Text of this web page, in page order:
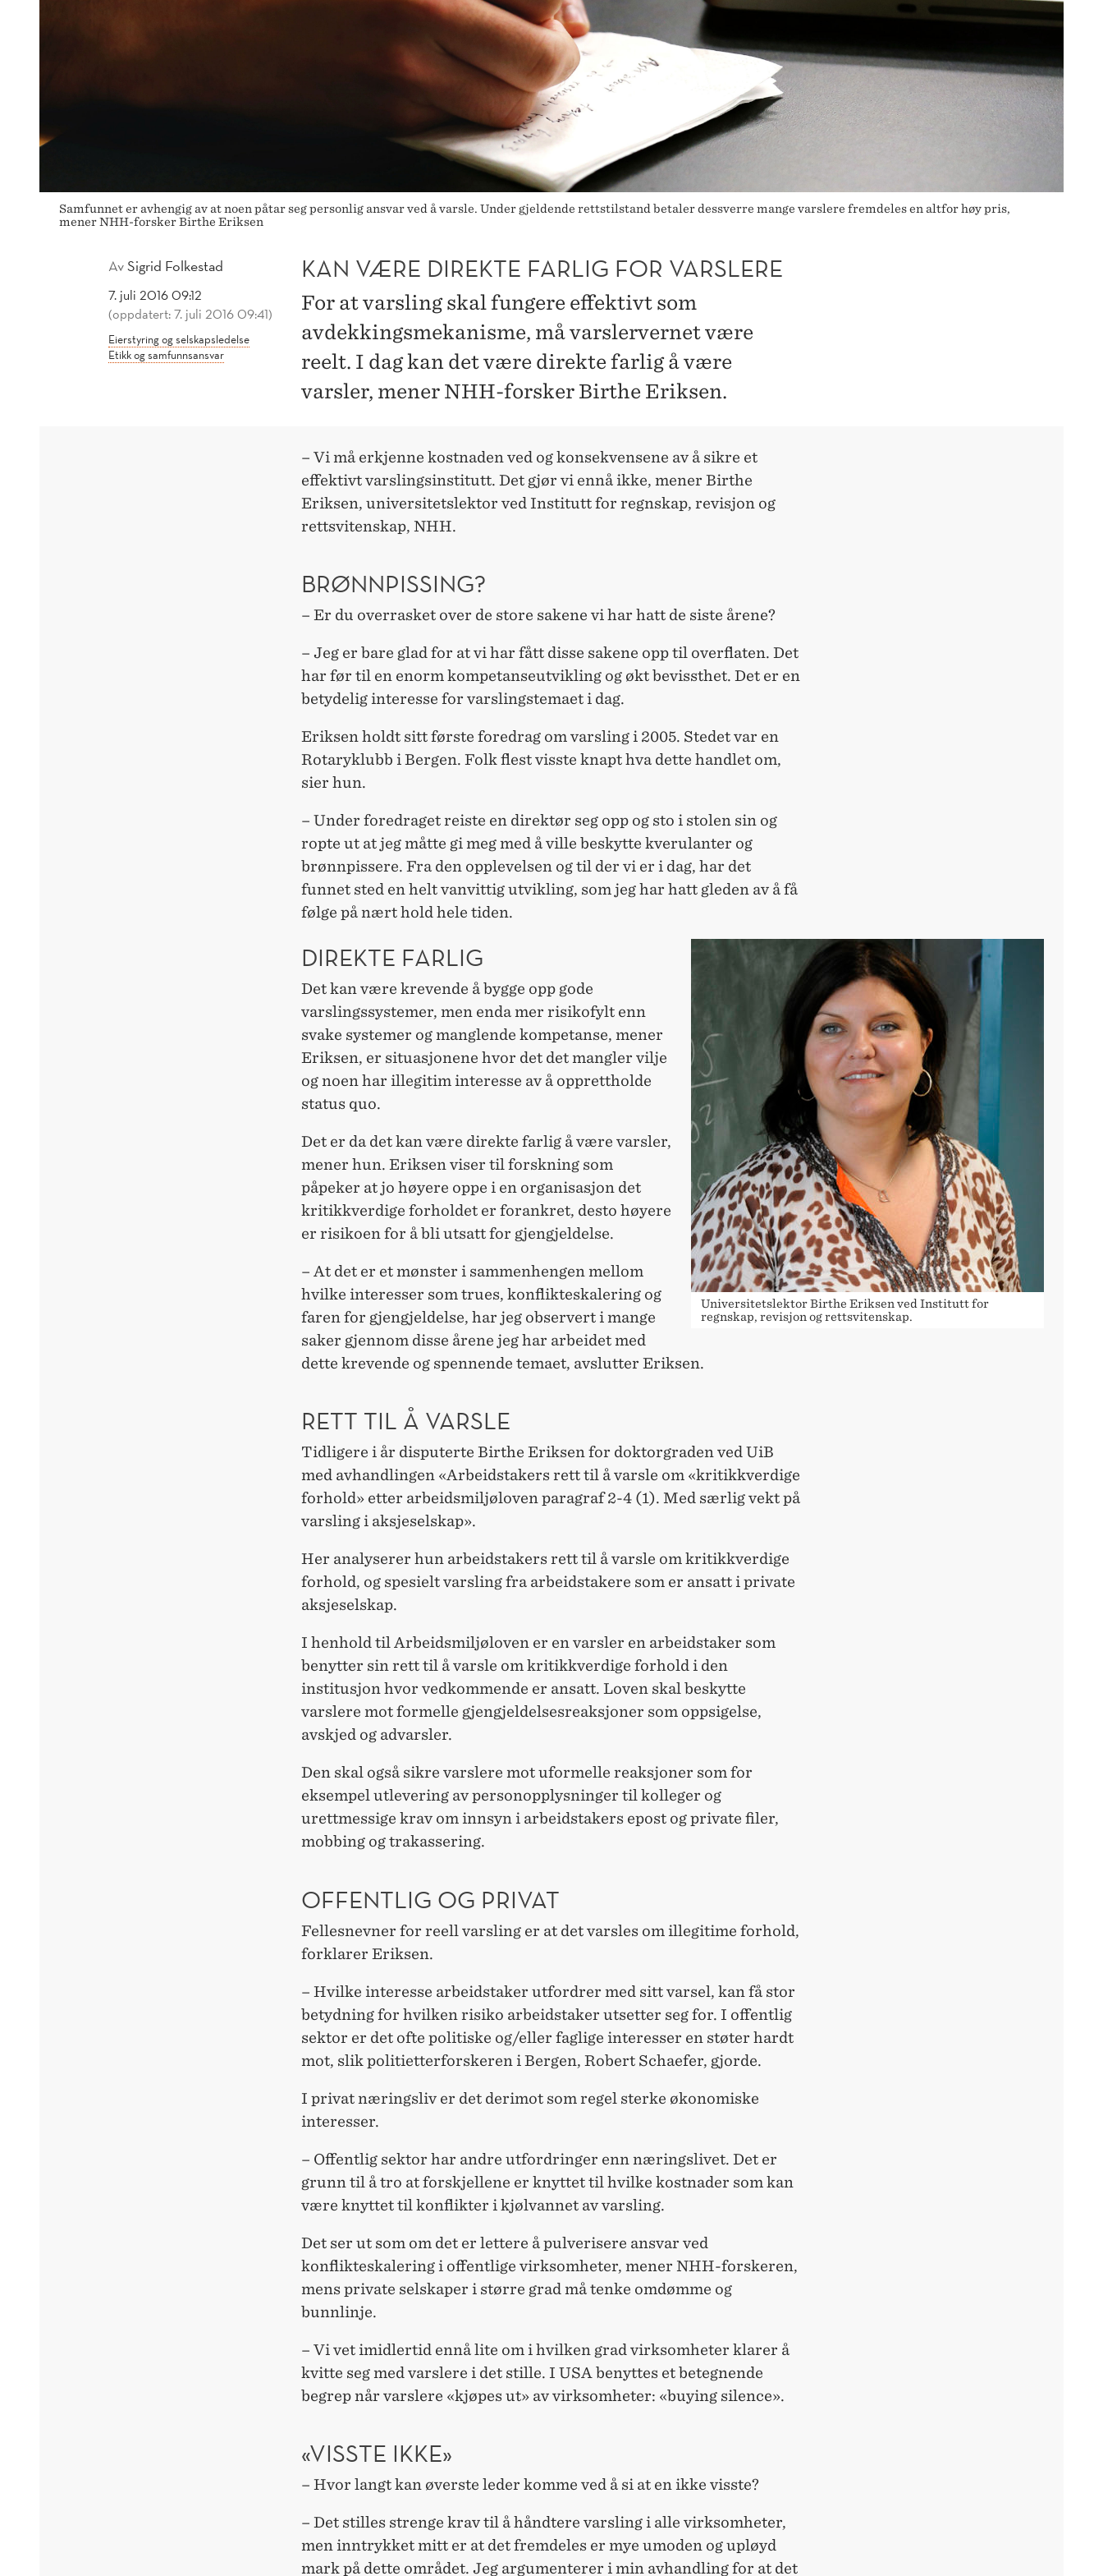
Samfunnet er avhengig av at noen påtar seg personlig ansvar ved å varsle. Under gjeldende rettstilstand betaler dessverre mange varslere fremdeles en altfor høy pris,
mener NHH-forsker Birthe Eriksen
AvSigrid Folkestad
7. juli 2016 09:12
(oppdatert: 7. juli 2016 09:41)
Eierstyring og selskapsledelse
Etikk og samfunnsansvar
KAN VÆRE DIREKTE FARLIG FOR VARSLERE
For at varsling skal fungere effektivt som
avdekkingsmekanisme, må varslervernet være
reelt. I dag kan det være direkte farlig å være
varsler, mener NHH-forsker Birthe Eriksen.
– Vi må erkjenne kostnaden ved og konsekvensene av å sikre et
effektivt varslingsinstitutt. Det gjør vi ennå ikke, mener Birthe
Eriksen, universitetslektor ved Institutt for regnskap, revisjon og
rettsvitenskap, NHH.
BRØNNPISSING?
– Er du overrasket over de store sakene vi har hatt de siste årene?
– Jeg er bare glad for at vi har fått disse sakene opp til overflaten. Det
har før til en enorm kompetanseutvikling og økt bevissthet. Det er en
betydelig interesse for varslingstemaet i dag.
Eriksen holdt sitt første foredrag om varsling i 2005. Stedet var en
Rotaryklubb i Bergen. Folk flest visste knapt hva dette handlet om,
sier hun.
– Under foredraget reiste en direktør seg opp og sto i stolen sin og
ropte ut at jeg måtte gi meg med å ville beskytte kverulanter og
brønnpissere. Fra den opplevelsen og til der vi er i dag, har det
funnet sted en helt vanvittig utvikling, som jeg har hatt gleden av å få
følge på nært hold hele tiden.
Universitetslektor Birthe Eriksen ved Institutt for
regnskap, revisjon og rettsvitenskap.
DIREKTE FARLIG
Det kan være krevende å bygge opp gode
varslingssystemer, men enda mer risikofylt enn
svake systemer og manglende kompetanse, mener
Eriksen, er situasjonene hvor det det mangler vilje
og noen har illegitim interesse av å opprettholde
status quo.
Det er da det kan være direkte farlig å være varsler,
mener hun. Eriksen viser til forskning som
påpeker at jo høyere oppe i en organisasjon det
kritikkverdige forholdet er forankret, desto høyere
er risikoen for å bli utsatt for gjengjeldelse.
– At det er et mønster i sammenhengen mellom
hvilke interesser som trues, konflikteskalering og
faren for gjengjeldelse, har jeg observert i mange
saker gjennom disse årene jeg har arbeidet med
dette krevende og spennende temaet, avslutter Eriksen.
RETT TIL Å VARSLE
Tidligere i år disputerte Birthe Eriksen for doktorgraden ved UiB
med avhandlingen «Arbeidstakers rett til å varsle om «kritikkverdige
forhold» etter arbeidsmiljøloven paragraf 2-4 (1). Med særlig vekt på
varsling i aksjeselskap».
Her analyserer hun arbeidstakers rett til å varsle om kritikkverdige
forhold, og spesielt varsling fra arbeidstakere som er ansatt i private
aksjeselskap.
I henhold til Arbeidsmiljøloven er en varsler en arbeidstaker som
benytter sin rett til å varsle om kritikkverdige forhold i den
institusjon hvor vedkommende er ansatt. Loven skal beskytte
varslere mot formelle gjengjeldelsesreaksjoner som oppsigelse,
avskjed og advarsler.
Den skal også sikre varslere mot uformelle reaksjoner som for
eksempel utlevering av personopplysninger til kolleger og
urettmessige krav om innsyn i arbeidstakers epost og private filer,
mobbing og trakassering.
OFFENTLIG OG PRIVAT
Fellesnevner for reell varsling er at det varsles om illegitime forhold,
forklarer Eriksen.
– Hvilke interesse arbeidstaker utfordrer med sitt varsel, kan få stor
betydning for hvilken risiko arbeidstaker utsetter seg for. I offentlig
sektor er det ofte politiske og/eller faglige interesser en støter hardt
mot, slik politietterforskeren i Bergen, Robert Schaefer, gjorde.
I privat næringsliv er det derimot som regel sterke økonomiske
interesser.
– Offentlig sektor har andre utfordringer enn næringslivet. Det er
grunn til å tro at forskjellene er knyttet til hvilke kostnader som kan
være knyttet til konflikter i kjølvannet av varsling.
Det ser ut som om det er lettere å pulverisere ansvar ved
konflikteskalering i offentlige virksomheter, mener NHH-forskeren,
mens private selskaper i større grad må tenke omdømme og
bunnlinje.
– Vi vet imidlertid ennå lite om i hvilken grad virksomheter klarer å
kvitte seg med varslere i det stille. I USA benyttes et betegnende
begrep når varslere «kjøpes ut» av virksomheter: «buying silence».
«VISSTE IKKE»
– Hvor langt kan øverste leder komme ved å si at en ikke visste?
– Det stilles strenge krav til å håndtere varsling i alle virksomheter,
men inntrykket mitt er at det fremdeles er mye umoden og upløyd
mark på dette området. Jeg argumenterer i min avhandling for at det